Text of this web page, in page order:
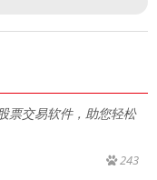
票交易软件，助您轻松
243